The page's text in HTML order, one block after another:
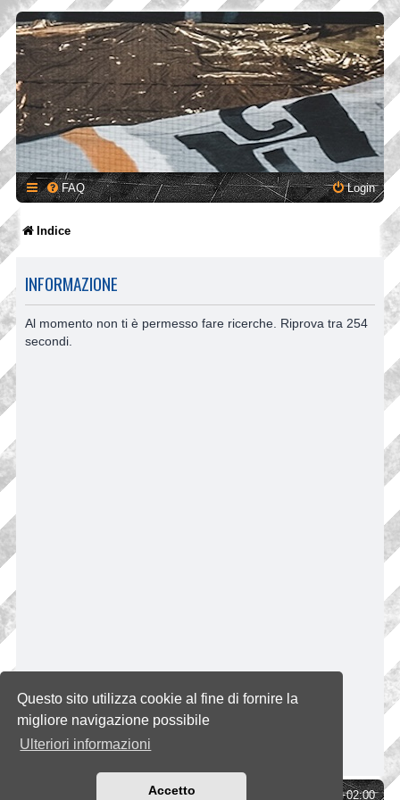
Questo sito utilizza cookie al fine di fornire la
migliore navigazione possibile
Ulteriori informazioni
Accetto
FAQ Login
Indice
INFORMAZIONE
Al momento non ti è permesso fare ricerche. Riprova tra 254
secondi.
UTC+02:00